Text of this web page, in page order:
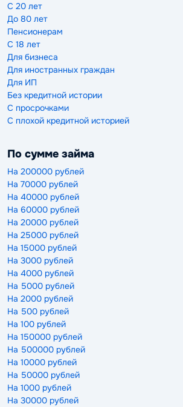
С 20 лет
До 80 лет
Пенсионерам
С 18 лет
Для бизнеса
Для иностранных граждан
Для ИП
Без кредитной истории
С просрочками
С плохой кредитной историей
По сумме займа
На 200000 рублей
На 70000 рублей
На 40000 рублей
На 60000 рублей
На 20000 рублей
На 25000 рублей
На 15000 рублей
На 3000 рублей
На 4000 рублей
На 5000 рублей
На 2000 рублей
На 500 рублей
На 100 рублей
На 150000 рублей
На 500000 рублей
На 10000 рублей
На 50000 рублей
На 1000 рублей
На 30000 рублей